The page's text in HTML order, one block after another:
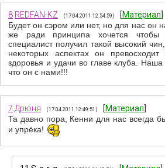
8 REDFAN-KZ (17.04.2011 12:54:59) [Материал
Будет он сэром или нет, но для нас он
же ради принципа хочется
специалист получил такой высокий
некоторых аспектах он
здоровья и удачи во главе клуба.
что он с нами!!!
7 Дрюня (17.04.2011 12:49:51) [Материал
Та давно пора, Кенни для нас всегда
и упрёка!